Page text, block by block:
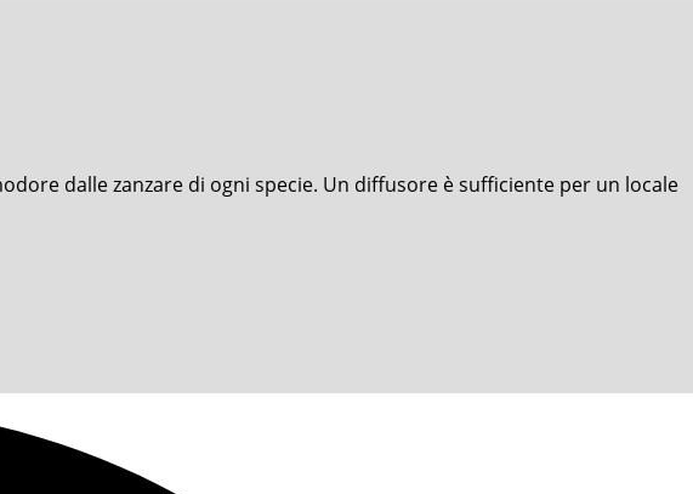
dalle zanzare di ogni specie. Un diffusore è sufficiente per un locale